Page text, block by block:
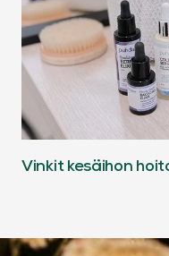
Vinkit kesäihon